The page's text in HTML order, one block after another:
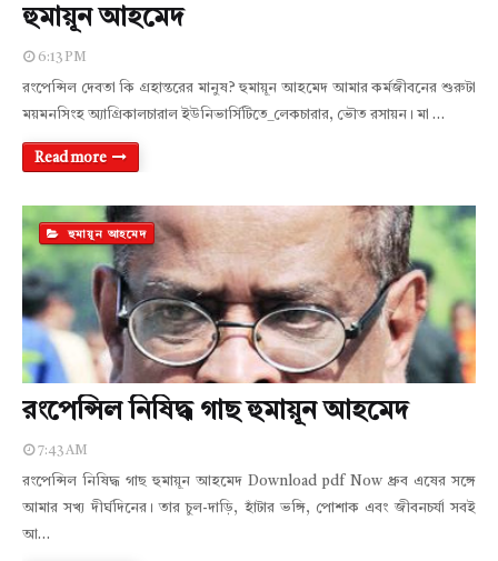
হুমায়ূন আহমেদ
6:13 PM
রংপেন্সিল দেবতা কি গ্রহান্তরের মানুষ? হুমায়ূন আহমেদ আমার কর্মজীবনের শুরুটা
ময়মনসিংহ অ্যাগ্রিকালচারাল ইউনিভার্সিটিতে_লেকচারার, ভৌত রসায়ন। মা …
Read more
হুমায়ূন আহমেদ
রংপেন্সিল নিষিদ্ধ গাছ হুমায়ূন আহমেদ
7:43 AM
রংপেন্সিল নিষিদ্ধ গাছ হুমায়ূন আহমেদ Download pdf Now ধ্রুব এষের সঙ্গে
আমার সখ্য দীর্ঘদিনের। তার চুল-দাড়ি, হাঁটার ভঙ্গি, পোশাক এবং জীবনচর্যা সবই
আ…